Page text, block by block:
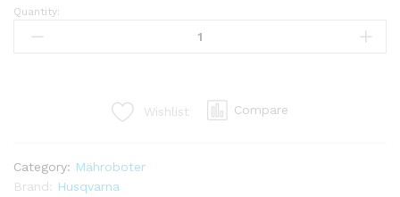
Husqvarna
Automower
Quantity:
Wishlist Compare
Category: Mähroboter
Brand: Husqvarna